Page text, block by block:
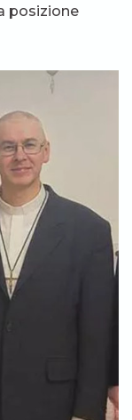
posizione